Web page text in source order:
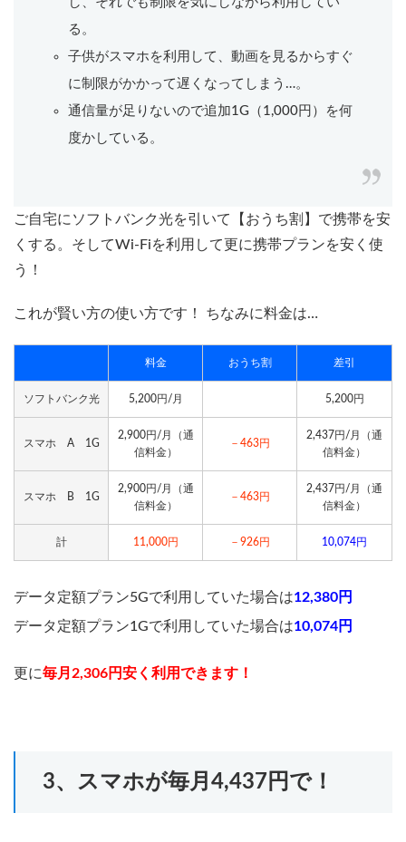
る。
子供がスマホを利用して、動画を見るからすぐ
に制限がかかって遅くなってしまう…。
通信量が足りないので追加1G（1,000円）を何
度かしている。
ご自宅にソフトバンク光を引いて【おうち割】で携帯を安
くする。そしてWi-Fiを利用して更に携帯プランを安く使
う！
これが賢い方の使い方です！ ちなみに料金は…
料金 おうち割 差引
ソフトバンク光 5,200円/月 5,200円
スマホ A 1G
2,900円/月（通
信料金）
－463円
2,437円/月（通
信料金）
スマホ B 1G
2,900円/月（通
信料金）
－463円
2,437円/月（通
信料金）
計 11,000円 －926円 10,074円
データ定額プラン5Gで利用していた場合は12,380円
データ定額プラン1Gで利用していた場合は10,074円
更に毎月2,306円安く利用できます！
3、スマホが毎月4,437円で！